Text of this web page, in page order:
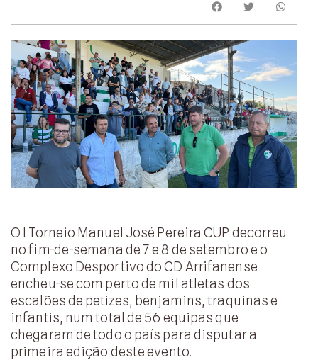
O I Torneio Manuel José Pereira CUP decorreu
no fim-de-semana de 7 e 8 de setembro e o
Complexo Desportivo do CD Arrifanense
encheu-se com perto de mil atletas dos
escalões de petizes, benjamins, traquinas e
infantis, num total de 56 equipas que
chegaram de todo o país para disputar a
primeira edição deste evento.